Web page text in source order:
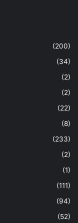
(200)
(34)
(2)
(2)
(22)
(8)
(233)
(2)
(1)
(111)
(94)
(52)